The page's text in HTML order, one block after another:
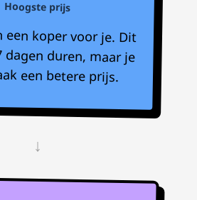
Hoogste prijs
een koper voor je. Dit
dagen duren, maar je
een betere prijs.
↓